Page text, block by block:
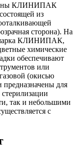
КЛИНИПАК
из
сторона). На
марка КЛИНИПАК,
химические
обеспечивают
или
(окисью
предназначены для
так и небольшими
с